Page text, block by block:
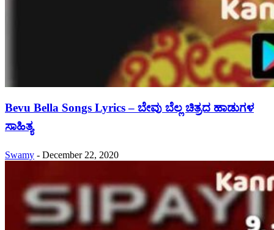
Bevu Bella Songs Lyrics – ಬೇವು ಬೆಲ್ಲ ಚಿತ್ರದ ಹಾಡುಗಳ
ಸಾಹಿತ್ಯ
Swamy - December 22, 2020